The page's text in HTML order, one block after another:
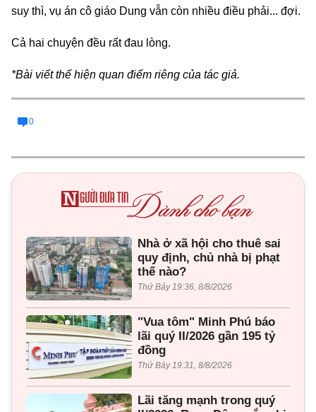
suy thì, vụ án cô giáo Dung vẫn còn nhiều điều phải... đợi.
Cả hai chuyện đều rất đau lòng.
*Bài viết thể hiện quan điểm riêng của tác giả.
0
Nhà ở xã hội cho thuê sai
quy định, chủ nhà bị phạt
thế nào?
Thứ Bảy 19:36, 8/8/2026
"Vua tôm" Minh Phú báo
lãi quý II/2026 gần 195 tỷ
đồng
Thứ Bảy 19:31, 8/8/2026
Lãi tăng mạnh trong quý